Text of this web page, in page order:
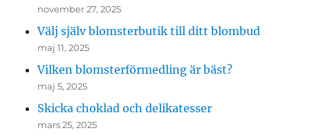
november 27, 2025
Välj själv blomsterbutik till ditt blombud
maj 11, 2025
Vilken blomsterförmedling är bäst?
maj 5, 2025
Skicka choklad och delikatesser
mars 25, 2025